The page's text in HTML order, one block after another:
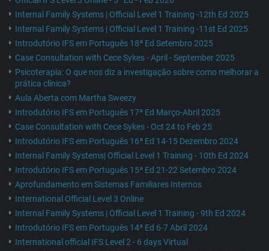
Internal Family Systems | Official Level 1 Training -12th Ed 2025
Internal Family Systems | Official Level 1 Training -11st Ed 2025
Introdutório IFS em Português 18ª Ed Setembro 2025
Case Consultation with Cece Sykes - April - September 2025
Psicoterapia: O que nos diz a investigação sobre como melhorar a
prática clínica?
Aula Aberta com Martha Sweezy
Introdutório IFS em Português 17ª Ed Março-Abril 2025
Case Consultation with Cece Sykes - Oct 24 to Feb 25
Introdutório IFS em Português 16ª Ed 14-15 Dezembro 2024
Internal Family Systems| Official Level 1 Training - 10th Ed 2024
Introdutório IFS em Português 15ª Ed 21-22 Setembro 2024
Aprofundamento em Sistemas Familiares Internos
International Official Level 3 Online
Internal Family Systems | Official Level 1 Training - 9th Ed 2024
Introdutório IFS em Português 14ª Ed 6-7 Abril 2024
International official IFS Level 2 - 6 days Virtual